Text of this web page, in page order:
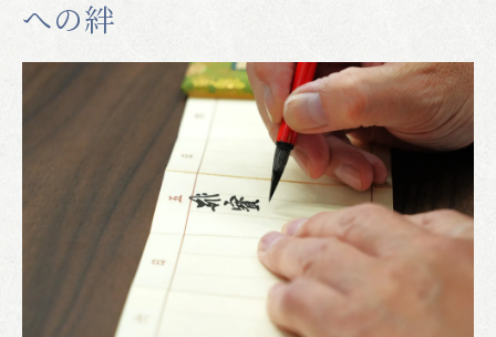
布製の過去帳の特徴
木製の過去帳の特徴
漆塗りや蒔絵を施した過去帳
伝統的な見台(過去帳専用置き台)
モダンな見台(過去帳専用置き台)
過去帳に関するよくある質問
Q. 過去帳の書き方は？
Q. 過去帳は誰が書くの？
への絆